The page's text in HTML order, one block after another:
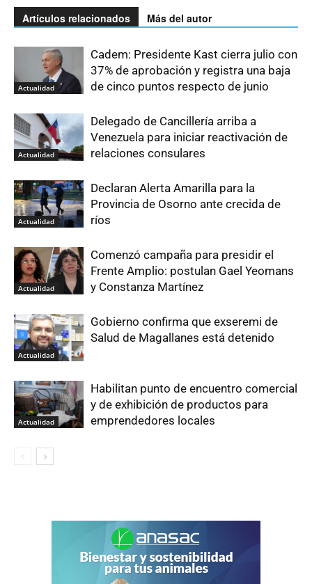
Artículos relacionados Más del autor
Actualidad
Cadem: Presidente Kast cierra julio con
37% de aprobación y registra una baja
de cinco puntos respecto de junio
Actualidad
Delegado de Cancillería arriba a
Venezuela para iniciar reactivación de
relaciones consulares
Actualidad
Declaran Alerta Amarilla para la
Provincia de Osorno ante crecida de
ríos
Actualidad
Comenzó campaña para presidir el
Frente Amplio: postulan Gael Yeomans
y Constanza Martínez
Actualidad
Gobierno confirma que exseremi de
Salud de Magallanes está detenido
Actualidad
Habilitan punto de encuentro comercial
y de exhibición de productos para
emprendedores locales